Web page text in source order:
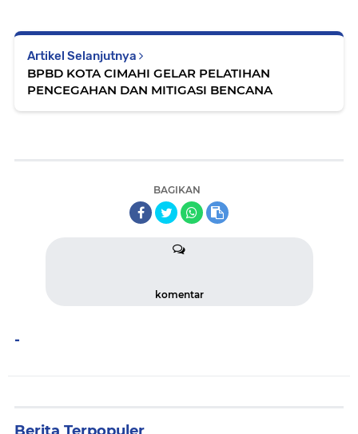
Artikel Selanjutnya
BPBD KOTA CIMAHI GELAR PELATIHAN
PENCEGAHAN DAN MITIGASI BENCANA
BAGIKAN
komentar
-